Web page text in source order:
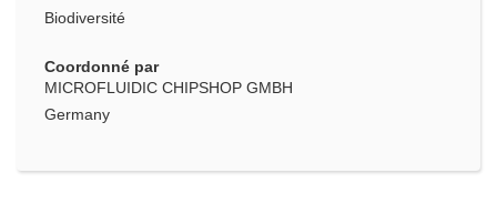
Biodiversité
Coordonné par
MICROFLUIDIC CHIPSHOP GMBH
Germany